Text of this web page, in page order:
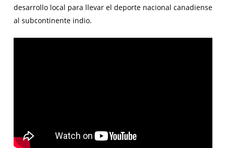
desarrollo local para llevar el deporte nacional canadiense
al subcontinente indio.